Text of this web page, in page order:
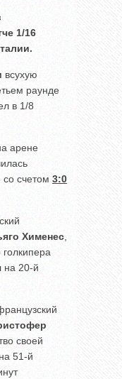
1/16
всухую
раунде
в 1/8
арене
счетом 3:0
Хименес,
на 20-й
своей
51-й